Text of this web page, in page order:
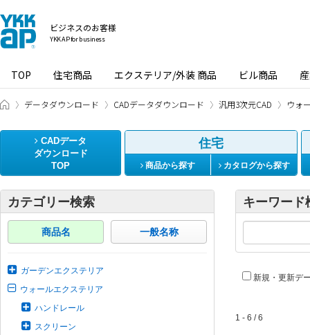
ビジネスのお客様
YKK AP for business
TOP 住宅商品 エクステリア/外装 商品 ビル商品
ビジネスのお客様 HOME
データダウンロード CADデータダウンロード 汎用3次元CAD ウォ
CADデータ
ダウンロード
TOP
住宅
商品から探す カタログから探す
カテゴリー検索
商品名 一般名称
ガーデンエクステリア
ウォールエクステリア
ハンドレール
スクリーン
キーワード
新規・更新デ
1 - 6 / 6